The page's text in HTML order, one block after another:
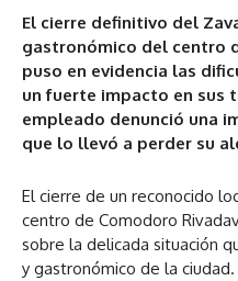
El cierre definitivo del
gastronómico del centro
puso en evidencia las
un fuerte impacto en sus
empleado denunció una
que lo llevó a perder su
El cierre de un reconocido
centro de Comodoro
sobre la delicada situación
y gastronómico de la